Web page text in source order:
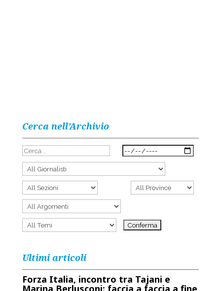
Cerca nell’Archivio
Ultimi articoli
Forza Italia, incontro tra Tajani e
Marina Berlusconi: faccia a faccia a fine